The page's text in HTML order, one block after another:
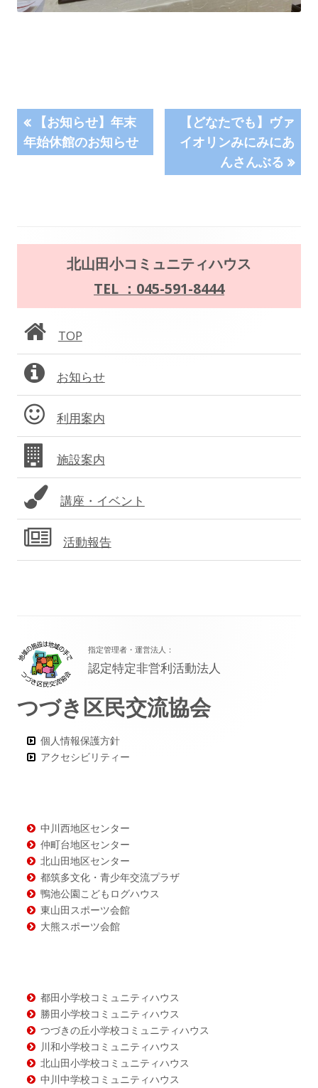
投
稿
ゲ
シ
ョ
ン
前
の
【お知らせ】年末
年始休館のお知らせ
次
の
【どなたでも】ヴァ
イオリンみにみにあ
んさんぶる
ン
サ
イ
ド
バ
ー
北山田小コミュニティハウス
TEL ：045-591-8444
TOP
お知らせ
利用案内
施設案内
講座・イベント
活動報告
ッ
タ
ー・
ン
ツ
指定管理者・運営法人：
認定特定非営利活動法人
つづき区民交流協会
個人情報保護方針
アクセシビリティー
中川西地区センター
仲町台地区センター
北山田地区センター
都筑多文化・青少年交流プラザ
鴨池公園こどもログハウス
東山田スポーツ会館
大熊スポーツ会館
都田小学校コミュニティハウス
勝田小学校コミュニティハウス
つづきの丘小学校コミュニティハウス
川和小学校コミュニティハウス
北山田小学校コミュニティハウス
中川中学校コミュニティハウス